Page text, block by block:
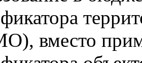
вместо